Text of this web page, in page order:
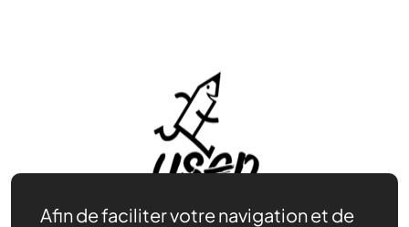
Afin de faciliter votre navigation et de